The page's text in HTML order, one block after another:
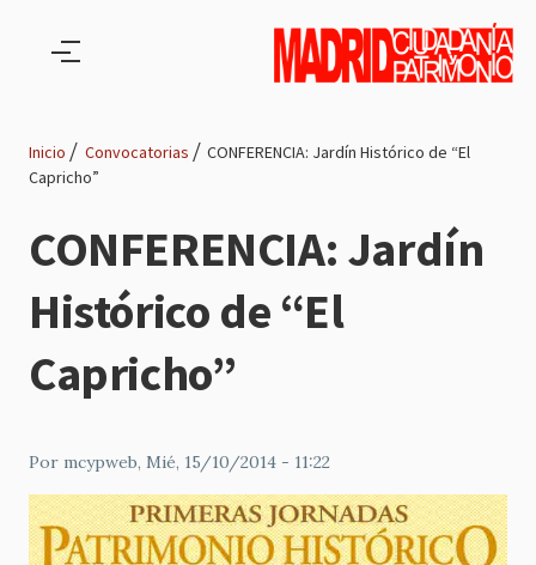
de
navegación
Inicio Convocatorias
CONFERENCIA: Jardín Histórico de “El
Capricho”
CONFERENCIA: Jardín
Histórico de “El
Capricho”
Por mcypweb, Mié, 15/10/2014 - 11:22